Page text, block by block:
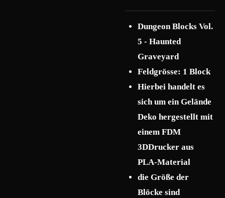
Dungeon Blocks Vol.
5 - Haunted
Graveyard
Feldgrösse: 1 Block
Hierbei handelt es
sich um ein Gelände
Deko hergestellt mit
einem FDM
3DDrucker aus
PLA-Material
die Größe der
Blöcke sind